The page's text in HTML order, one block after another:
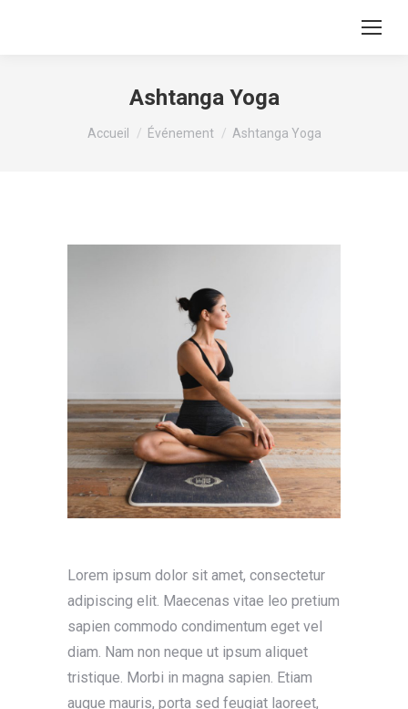
Ashtanga Yoga
Vous êtes ici :
Accueil Événement Ashtanga Yoga
Lorem ipsum dolor sit amet, consectetur
adipiscing elit. Maecenas vitae leo pretium
sapien commodo condimentum eget vel
diam. Nam non neque ut ipsum aliquet
tristique. Morbi in magna sapien. Etiam
augue mauris, porta sed feugiat laoreet,